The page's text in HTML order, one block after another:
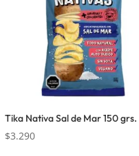
Tika Nativa Sal de Mar 150 grs.
$3.290